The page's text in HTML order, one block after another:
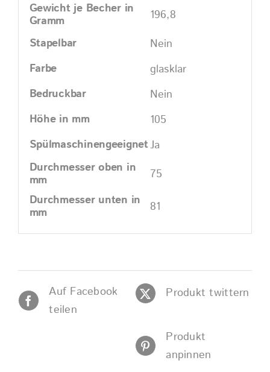
Gewicht je Becher in
Gramm
196,8
Stapelbar
Nein
Farbe
glasklar
Bedruckbar
Nein
Höhe in mm
105
SpülmaschinengeeignetJa
Durchmesser oben in
mm
75
Durchmesser unten in
mm
81
Auf Facebook
teilen
Produkt twittern
Produkt
anpinnen